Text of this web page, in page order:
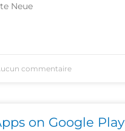
Neue
commentaire
on Google Play